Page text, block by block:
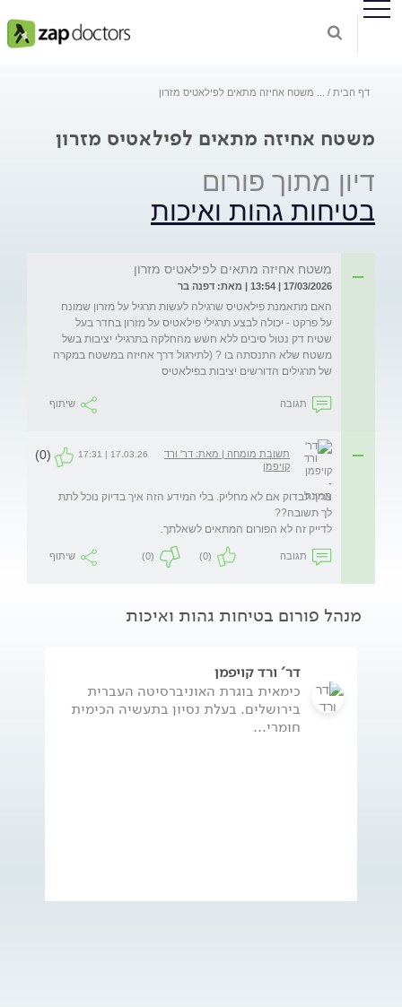
דף הבית משטח אחיזה מתאים לפילאטיס מזרון
משטח אחיזה מתאים לפילאטיס מזרון
דיון מתוך פורום
בטיחות גהות ואיכות
משטח אחיזה מתאים לפילאטיס מזרון
17/03/2026 | 13:54 | מאת: דפנה בר
האם מתאמנת פילאטיס שרגילה לעשות תרגיל על מזרון שמונח
על פרקט - יכולה לבצע תרגילי פילאטיס על מזרון בחדר בעל
שטיח דק נטול סיבים ללא חשש מהחלקה בתרגילי יציבות בשל
משטח שלא התנסתה בו ? (לתירגול דרך אחיזה במשטח במקרה
של תרגילים הדורשים יציבות בפילאטיס
תגובה שיתוף
תשובת מומחה | מאת: דר' ורד
קויפמן
17.03.26 | 17:31
(0)
צריך לבדוק אם לא מחליק. בלי המידע הזה איך בדיוק נוכל לתת
לדייק זה לא הפורום המתאים לשאלתך.
תגובה (0)
(0) שיתוף
מנהל פורום בטיחות גהות ואיכות
דר' ורד קויפמן
כימאית בוגרת האוניברסיטה העברית
בירושלים. בעלת נסיון בתעשיה הכימית
חומרי...